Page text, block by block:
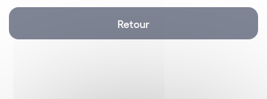
Retour